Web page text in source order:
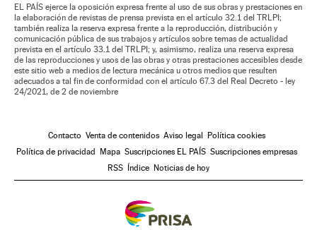
EL PAÍS ejerce la oposición expresa frente al uso de sus obras y prestaciones en
la elaboración de revistas de prensa prevista en el artículo 32.1 del TRLPI;
también realiza la reserva expresa frente a la reproducción, distribución y
comunicación pública de sus trabajos y artículos sobre temas de actualidad
prevista en el artículo 33.1 del TRLPI; y, asimismo, realiza una reserva expresa
de las reproducciones y usos de las obras y otras prestaciones accesibles desde
este sitio web a medios de lectura mecánica u otros medios que resulten
adecuados a tal fin de conformidad con el artículo 67.3 del Real Decreto - ley
24/2021, de 2 de noviembre
Contacto Venta de contenidos Aviso legal Política cookies
Política de privacidad Mapa Suscripciones EL PAÍS Suscripciones empresas
RSS Índice Noticias de hoy